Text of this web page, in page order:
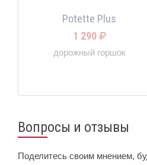
Potette Plus
1 290
дорожный горшок
Вопросы и отзывы
Поделитесь своим мнением,